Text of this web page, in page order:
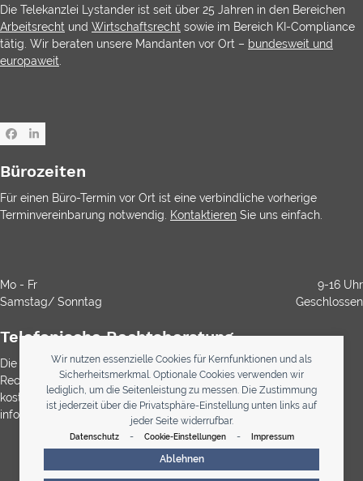
Wir nutzen essenzielle Cookies für Kernfunktionen und als
Sicherheitsmerkmal. Optionale Cookies verwenden wir
lediglich, um die Seitenleistung zu messen. Die Zustimmung
ist jederzeit über die Privatsphäre-Einstellung unten links auf
jeder Seite widerrufbar.
Datenschutz - Cookie-Einstellungen - Impressum
Ablehnen
Die Telekanzlei Lystander ist seit über 25 Jahren in den Bereichen
Arbeitsrecht und Wirtschaftsrecht sowie im Bereich KI-Compliance
tätig. Wir beraten unsere Mandanten vor Ort – bundesweit und
europaweit
Facebook
LinkedIn
Bürozeiten
Für einen Büro-Termin vor Ort ist eine verbindliche vorherige
Terminvereinbarung notwendig.
Kontaktieren Sie uns einfach.
Mo - Fr
9-16 Uhr
Samstag/ Sonntag
Geschlossen
Telefonische Rechtsberatung
Die Durchwahl ist kostenlos. Die Rechtsberatung ist gemäß
Rechtsanwaltsvergütungsgesetz (RVG) bei Anwälten immer
kostenpflichtig. Über etwaig anfallende Kosten werden Sie
informiert
0800 123 33 34